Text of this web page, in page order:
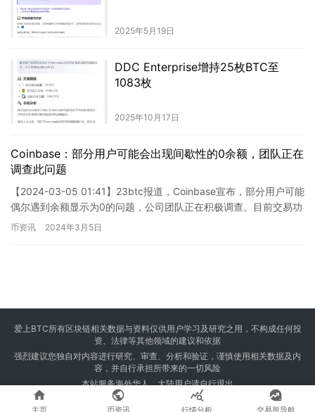
2025年5月19日
DDC Enterprise增持25枚BTC至
1083枚
2025年10月17日
Coinbase：部分用户可能会出现间歇性的0余额，团队正在
调查此问题
【2024-03-05 01:41】23btc报道，Coinbase宣布，部分用户可能
偶尔遇到余额显示为0的问题，公司团队正在积极调查。目前交易功
能未受任何影响。
币资讯 2024年3月5日
爱上BTC所有区块链相关数据与资料仅供用户学习及研究之用，不构成任何投
资、法律等其他领域的建议和依据
强烈建议您独自对内容进行研究、审查、分析和验证，谨慎使用相关数据及内
容，并自行承担所带来的一切风险
本站服务海外华人，大陆用户请自行退出
Copyright © 2024 爱上BTC 版权所有 Powered by
23btc.com

主页

币资讯

行情分析

交易所导航